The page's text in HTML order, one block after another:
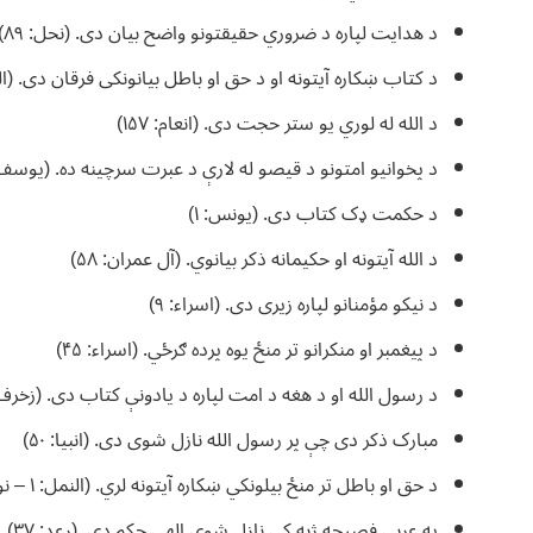
د هدایت لپاره د ضروري حقیقتونو واضح بیان دی. (نحل: ۸۹)
د کتاب ښکاره آیتونه او د حق او باطل بیانونکی فرقان دی.
د الله له لوري یو ستر حجت دی. (انعام: ۱۵۷)
د پخوانیو امتونو د قیصو له لارې د عبرت سرچینه ده. (یوسف:
د حکمت ډک کتاب دی. (یونس: ۱)
د الله آیتونه او حکیمانه ذکر بیانوي. (آل عمران: ۵۸)
د نیکو مؤمنانو لپاره زیری دی. (اسراء: ۹)
د پیغمبر او منکرانو تر منځ یوه پرده ګرځي. (اسراء: ۴۵)
د رسول الله او د هغه د امت لپاره د یادونې کتاب دی. (زخرف:
مبارک ذکر دی چې پر رسول الله نازل شوی دی. (انبیا: ۵۰)
د حق او باطل تر منځ بیلونکي ښکاره آیتونه لري. (النمل: ۱ – نور: ۱)